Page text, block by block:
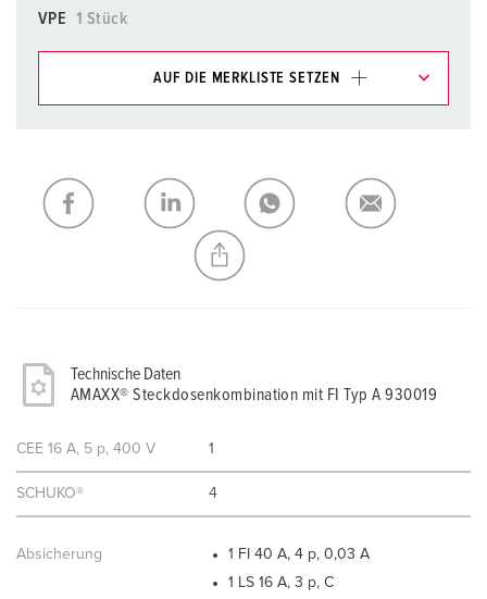
VPE
1 Stück
AUF DIE MERKLISTE SETZEN
Meine Liste (0) HINZUFÜGEN
NEUE LISTE ERSTELLEN
Technische Daten
AMAXX® Steckdosenkombination mit FI Typ A 930019
CEE 16 A, 5 p, 400 V 1
SCHUKO® 4
Absicherung
1 FI 40 A, 4 p, 0,03 A
1 LS 16 A, 3 p, C